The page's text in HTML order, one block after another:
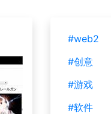
#web2
#创意
#游戏
#软件